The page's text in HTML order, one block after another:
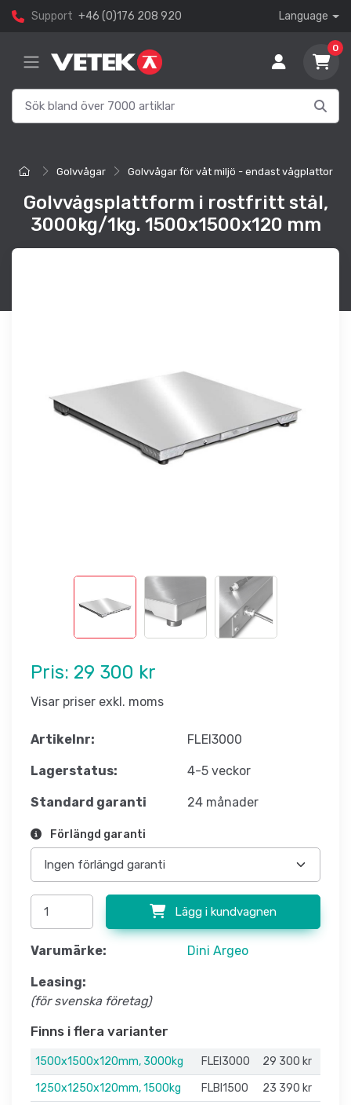
Support +46 (0)176 208 920 Language
0
Golvvågar Golvvågar för våt miljö - endast vågplattor
Golvvågsplattform i rostfritt stål,
3000kg/1kg. 1500x1500x120 mm
Pris: 29 300 kr
Visar priser exkl. moms
Artikelnr: FLEI3000
Lagerstatus: 4-5 veckor
Standard garanti 24 månader
Förlängd garanti
Lägg i kundvagnen
Varumärke: Dini Argeo
Leasing:
(för svenska företag)
Finns i flera varianter
1500x1500x120mm, 3000kg FLEI3000
29 300 kr
1250x1250x120mm, 1500kg
FLBI1500 23 390 kr